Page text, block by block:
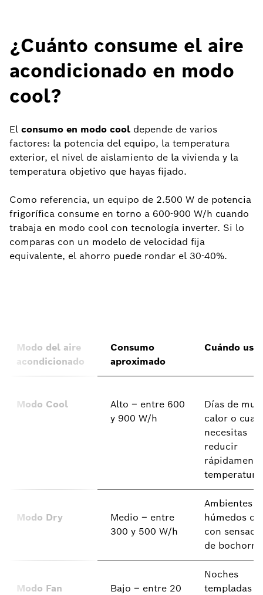
¿Cuánto consume el aire
acondicionado en modo
cool?
El consumo en modo cool depende de varios
factores: la potencia del equipo, la temperatura
exterior, el nivel de aislamiento de la vivienda y la
temperatura objetivo que hayas fijado.
Como referencia, un equipo de 2.500 W de potencia
frigorífica consume en torno a 600-900 W/h cuando
trabaja en modo cool con tecnología inverter. Si lo
comparas con un modelo de velocidad fija
equivalente, el ahorro puede rondar el 30-40%.
Modo del aire
acondicionado
Consumo
aproximado
Cuándo
Modo Cool
Alto – entre 600
y 900 W/h
Días de
calor o
necesitas
reducir
Modo Dry
Medio – entre
300 y 500 W/h
Ambientes
húmedos o
con
de
Modo Fan
Bajo – entre 20
Noches
templadas o